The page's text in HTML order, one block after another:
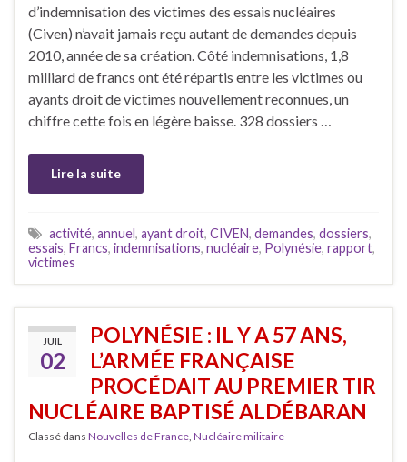
d’indemnisation des victimes des essais nucléaires
(Civen) n’avait jamais reçu autant de demandes depuis
2010, année de sa création. Côté indemnisations, 1,8
milliard de francs ont été répartis entre les victimes ou
ayants droit de victimes nouvellement reconnues, un
chiffre cette fois en légère baisse. 328 dossiers …
Lire la suite
activité, annuel, ayant droit, CIVEN, demandes, dossiers,
essais, Francs, indemnisations, nucléaire, Polynésie, rapport,
victimes
JUIL
02
POLYNÉSIE : IL Y A 57 ANS,
L’ARMÉE FRANÇAISE
PROCÉDAIT AU PREMIER TIR
NUCLÉAIRE BAPTISÉ ALDÉBARAN
Classé dans Nouvelles de France, Nucléaire militaire